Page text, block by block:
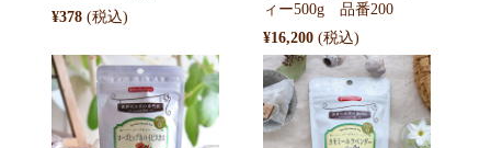
¥378
ィー500g 品番200
¥16,200